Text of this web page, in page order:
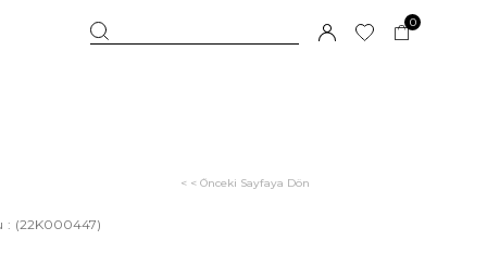
0
< < Önceki Sayfaya Dön
(22K000447)